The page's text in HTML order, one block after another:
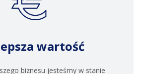
wartość
biznesu jesteśmy w stanie